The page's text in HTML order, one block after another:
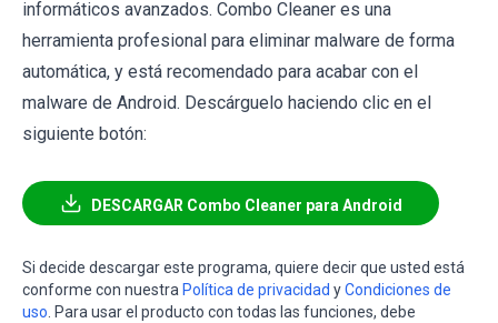
informáticos avanzados. Combo Cleaner es una
herramienta profesional para eliminar malware de forma
automática, y está recomendado para acabar con el
malware de Android. Descárguelo haciendo clic en el
siguiente botón:
DESCARGAR Combo Cleaner para Android
Si decide descargar este programa, quiere decir que usted está
conforme con nuestra Política de privacidad yCondiciones de
uso . Para usar el producto con todas las funciones, debe